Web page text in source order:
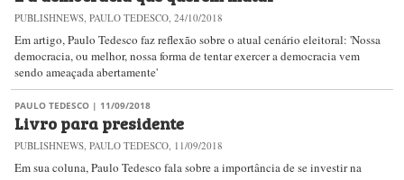
PUBLISHNEWS, PAULO TEDESCO, 24/10/2018
Em artigo, Paulo Tedesco faz reflexão sobre o atual cenário eleitoral: 'Nossa
democracia, ou melhor, nossa forma de tentar exercer a democracia vem
sendo ameaçada abertamente'
PAULO TEDESCO | 11/09/2018
Livro para presidente
PUBLISHNEWS, PAULO TEDESCO, 11/09/2018
Em sua coluna, Paulo Tedesco fala sobre a importância de se investir na